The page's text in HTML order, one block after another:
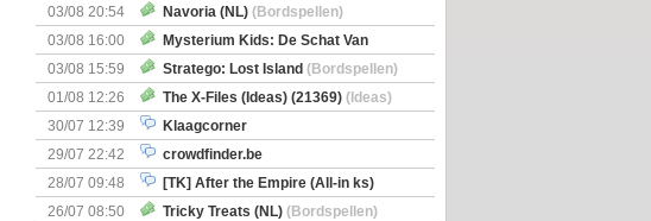
+ nieuwe uitbreiding
03/08 20:54 Navoria (NL) (Bordspellen)
03/08 16:00
Mysterium Kids: De Schat Van
Kapitein Boe
(Bordspellen)
03/08 15:59 Stratego: Lost Island (Bordspellen)
01/08 12:26
The X-Files (Ideas) (21369) (Ideas)
30/07 12:39
Klaagcorner
29/07 22:42
crowdfinder.be
28/07 09:48
[TK] After the Empire (All-in ks)
26/07 08:50
Tricky Treats (NL) (Bordspellen)